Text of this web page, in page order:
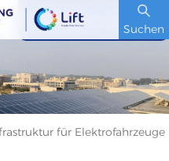
Suchen
Artikelnummer : 600153.SH
für Elektrofahrzeuge